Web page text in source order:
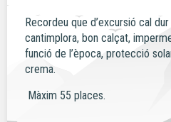
Recordeu que d’excursió cal
cantimplora, bon calçat,
funció de l’època, protecció
crema.
Màxim 55 places.